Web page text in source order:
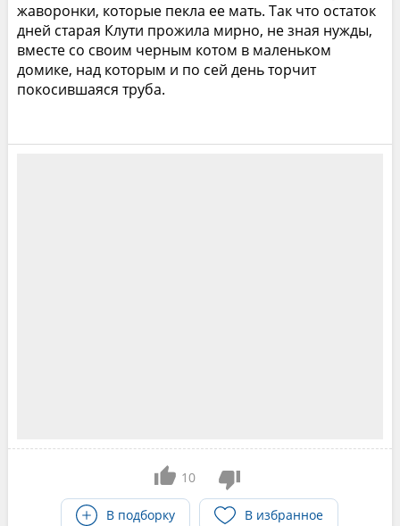
жаворонки, которые пекла ее мать. Так что остаток
дней старая Клути прожила мирно, не зная нужды,
вместе со своим черным котом в маленьком
домике, над которым и по сей день торчит
покосившаяся труба.
10
В подборку В избранное